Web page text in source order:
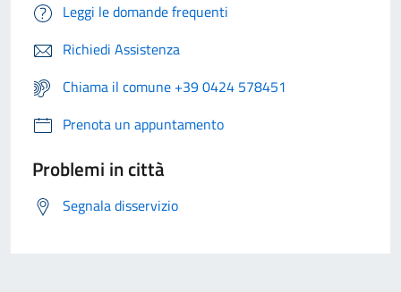
Leggi le domande frequenti
Richiedi Assistenza
Chiama il comune +39 0424 578451
Prenota un appuntamento
Problemi in città
Segnala disservizio